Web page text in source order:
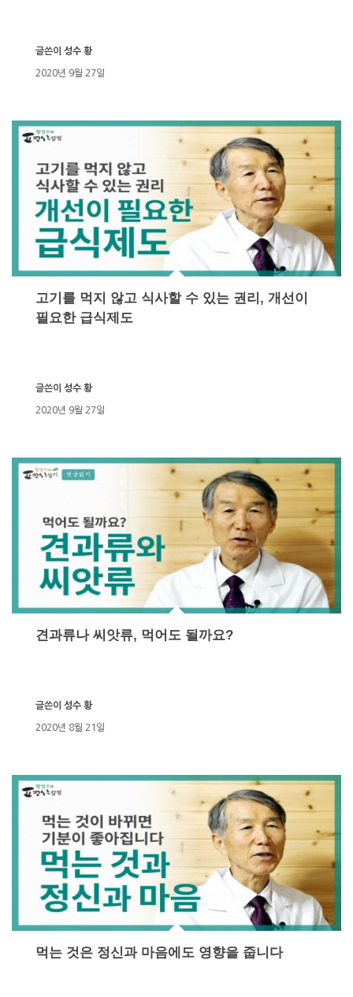
2020년 9월 27일
글쓴이 성수 황
고기를 먹지 않고 식사할 수 있는 권리, 개선이
필요한 급식제도
2020년 9월 27일
글쓴이 성수 황
견과류나 씨앗류, 먹어도 될까요?
2020년 8월 21일
글쓴이 성수 황
먹는 것은 정신과 마음에도 영향을 줍니다